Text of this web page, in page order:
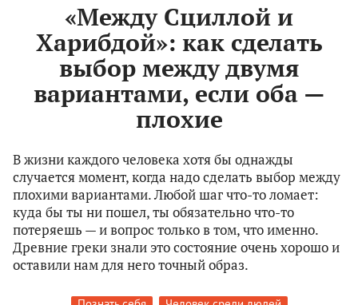
«Между Сциллой и
Харибдой»: как сделать
выбор между двумя
вариантами, если оба —
плохие
В жизни каждого человека хотя бы однажды
случается момент, когда надо сделать выбор между
плохими вариантами. Любой шаг что-то ломает:
куда бы ты ни пошел, ты обязательно что-то
потеряешь — и вопрос только в том, что именно.
Древние греки знали это состояние очень хорошо и
оставили нам для него точный образ.